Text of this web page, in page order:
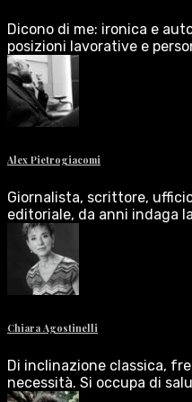
Dicono di me: ironica e
posizioni lavorative e
Alex Pietrogiacomi
Giornalista, scrittore,
editoriale, da anni indaga
Chiara Agostinelli
Di inclinazione classica,
necessità. Si occupa di